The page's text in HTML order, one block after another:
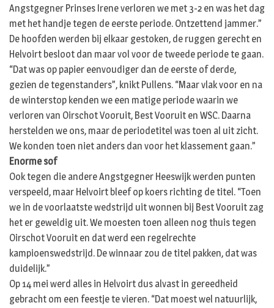
Angstgegner Prinses Irene verloren we met 3-2 en was het dag
met het handje tegen de eerste periode. Ontzettend jammer.”
De hoofden werden bij elkaar gestoken, de ruggen gerecht en
Helvoirt besloot dan maar vol voor de tweede periode te gaan.
“Dat was op papier eenvoudiger dan de eerste of derde,
gezien de tegenstanders”, knikt Pullens. “Maar vlak voor en na
de winterstop kenden we een matige periode waarin we
verloren van Oirschot Vooruit, Best Vooruit en WSC. Daarna
herstelden we ons, maar de periodetitel was toen al uit zicht.
We konden toen niet anders dan voor het klassement gaan.”
Enorme sof
Ook tegen die andere Angstgegner Heeswijk werden punten
verspeeld, maar Helvoirt bleef op koers richting de titel. “Toen
we in de voorlaatste wedstrijd uit wonnen bij Best Vooruit zag
het er geweldig uit. We moesten toen alleen nog thuis tegen
Oirschot Vooruit en dat werd een regelrechte
kampioenswedstrijd. De winnaar zou de titel pakken, dat was
duidelijk.”
Op 14 mei werd alles in Helvoirt dus alvast in gereedheid
gebracht om een feestje te vieren. “Dat moest wel natuurlijk,